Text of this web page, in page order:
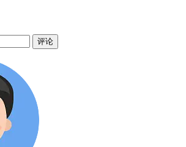
评论